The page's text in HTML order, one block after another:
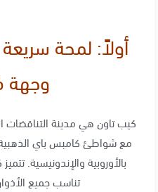
أولاً: لمحة
وجهة
كيب تاون هي مدينة التناقضات
مع شواطئ كامبس باي
بالأوروبية والإندونيسية.
تناسب جميع